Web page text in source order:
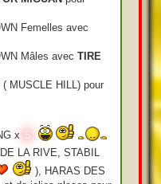
Femelles avec
Mâles avec TIRE
( MUSCLE HILL) pour
x 5
LA RIVE, STABIL
), HARAS DES